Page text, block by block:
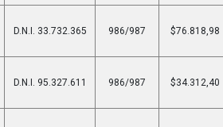
D.N.I. 33.732.365 986/987 $76.818,98
D.N.I. 95.327.611 986/987 $34.312,40